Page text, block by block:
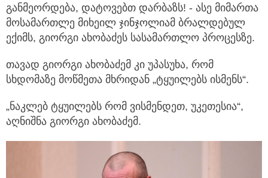
განმეორდება, დატოვებთ დარბაზს! - ასე მიმართა
მოსამართლე მიხეილ ჯინჯოლიამ ბრალდებულ
ექიმს, გიორგი ახობაძეს სასამართლო პროცესზე.
თავად გიორგი ახობაძემ კი უპასუხა, რომ
სხდომაზე მოწმეთა მხრიდან „ტყუილებს ისმენს“.
„ნაკლებ ტყუილებს რომ ვისმენდეთ, უკეთესია“,
აღნიშნა გიორგი ახობაძემ.